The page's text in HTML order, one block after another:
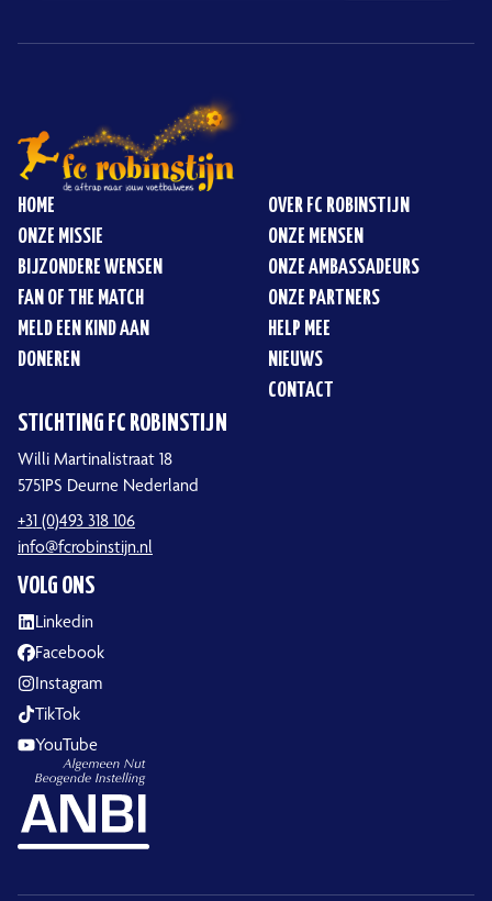
HOME
ONZE MISSIE
BIJZONDERE WENSEN
FAN OF THE MATCH
MELD EEN KIND AAN
DONEREN
OVER FC ROBINSTIJN
ONZE MENSEN
ONZE AMBASSADEURS
ONZE PARTNERS
HELP MEE
NIEUWS
CONTACT
STICHTING FC ROBINSTIJN
Willi Martinalistraat 18
5751PS Deurne Nederland
+31 (0)493 318 106
info@fcrobinstijn.nl
VOLG ONS
Linkedin
Facebook
Instagram
TikTok
YouTube